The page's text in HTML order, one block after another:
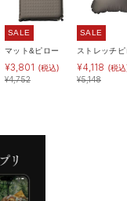
SALE
マット&ピロー
¥3,801 (税込)
¥4,752
SALE
ストレッチピ
¥4,118 (税
¥5,148